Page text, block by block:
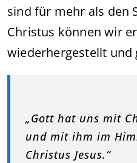
sind für mehr als den
Christus können wir
wiederhergestellt und
„Gott hat uns mit
und mit ihm im
Christus Jesus.“